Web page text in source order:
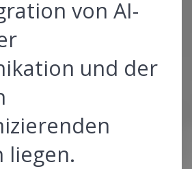
von AI-
und der
liegen.